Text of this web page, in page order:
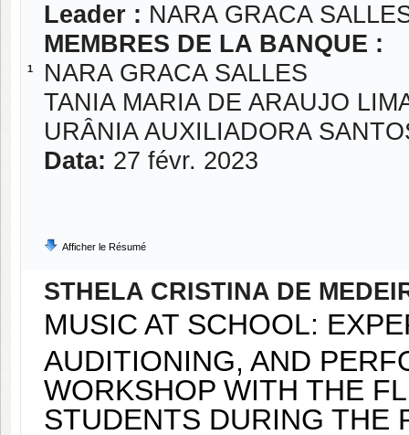
1
Leader : NARA GRACA
MEMBRES DE LA BANQUE :
NARA GRACA SALLES
TANIA MARIA DE ARAUJO
URÂNIA AUXILIADORA
Data: 27 févr. 2023
Afficher le Résumé
STHELA CRISTINA DE
MUSIC AT SCHOOL:
AUDITIONING, AND
WORKSHOP WITH THE
STUDENTS DURING THE